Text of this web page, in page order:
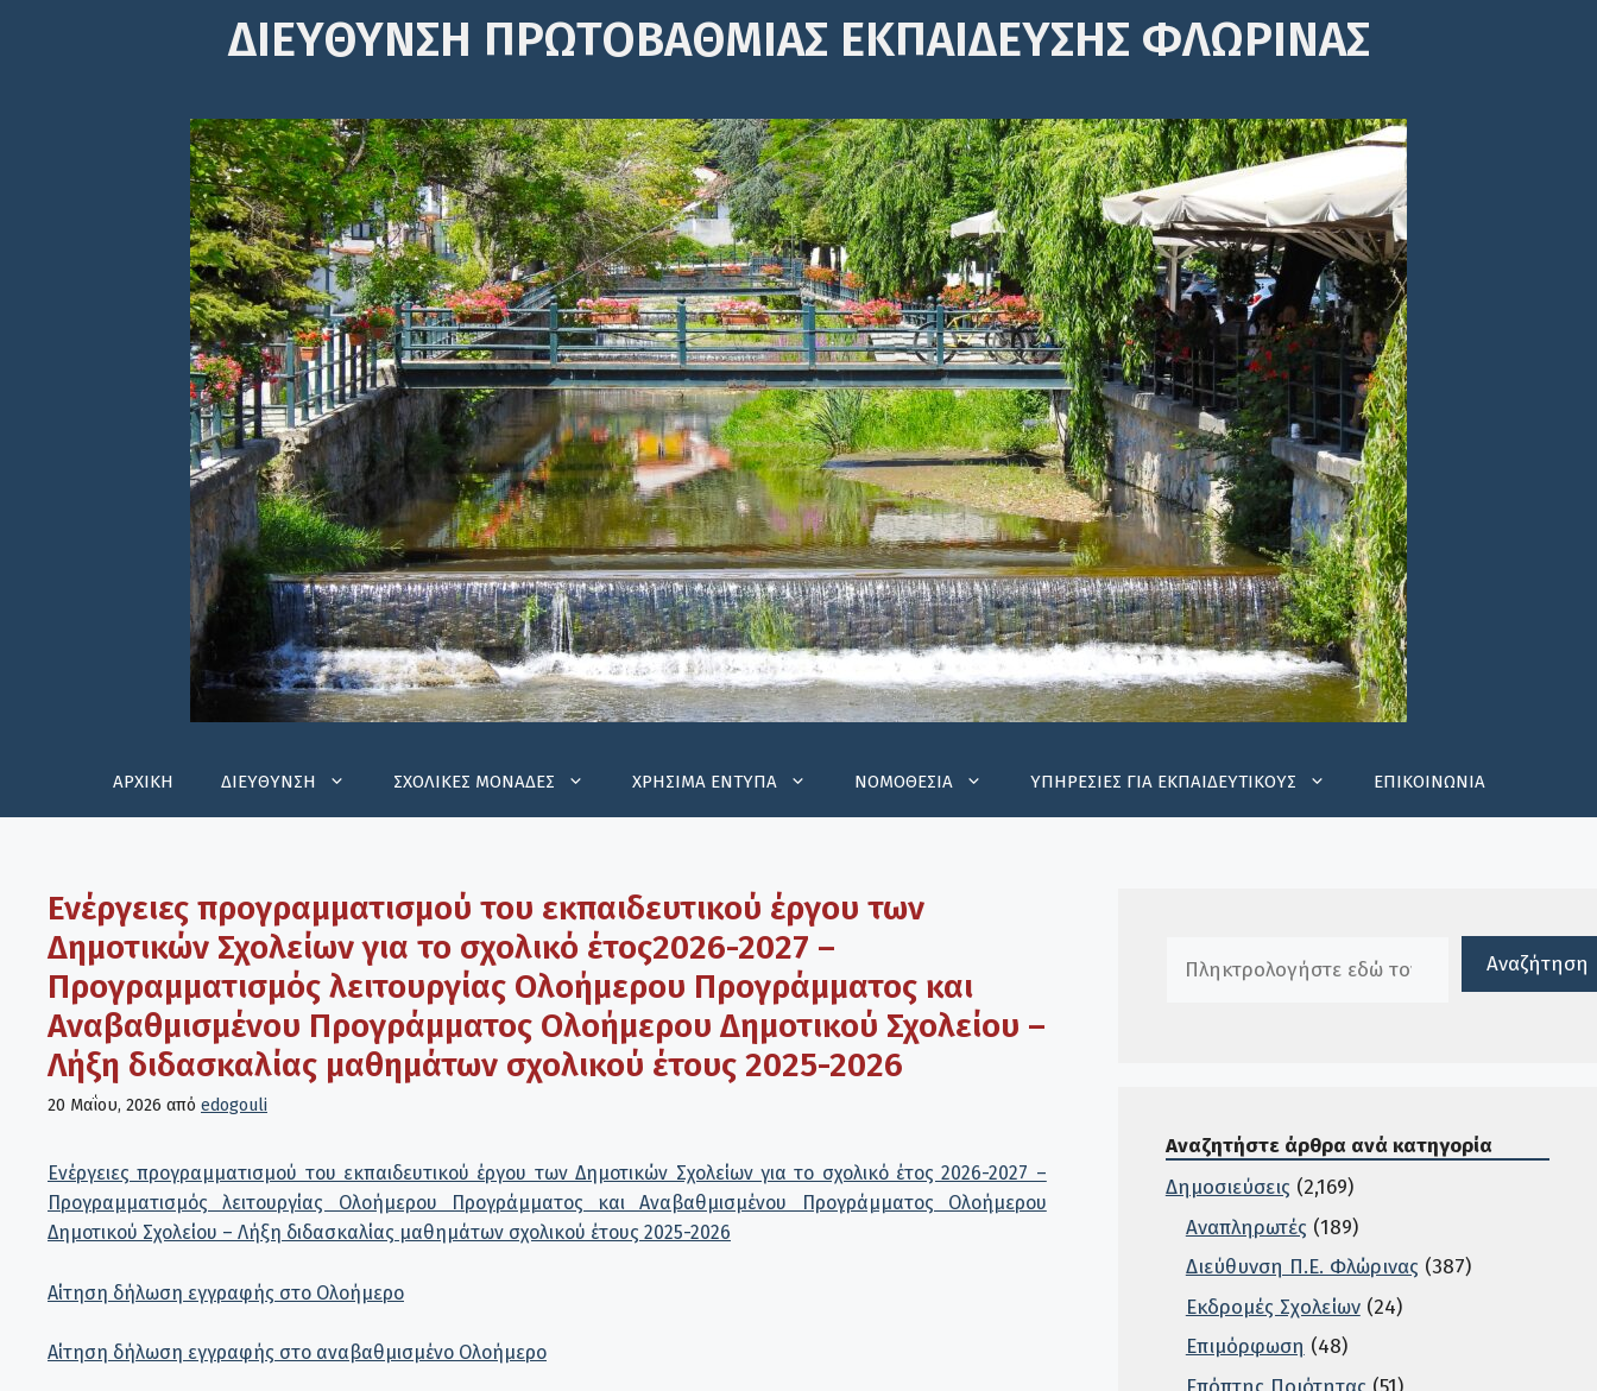
ΔΙΕΎΘΥΝΣΗ ΠΡΩΤΟΒΆΘΜΙΑΣ ΕΚΠΑΊΔΕΥΣΗΣ ΦΛΩΡΙΝΑΣ
ΑΡΧΙΚΗ ΔΙΕΥΘΥΝΣΗ ΣΧΟΛΙΚΕΣ ΜΟΝΑΔΕΣ ΧΡΗΣΙΜΑ ΕΝΤΥΠΑ ΝΟΜΟΘΕΣΙΑ ΥΠΗΡΕΣΙΕΣ ΓΙΑ ΕΚΠΑΙΔΕΥΤΙΚΟΥΣ ΕΠΙΚΟΙΝΩΝΙΑ
Ενέργειες προγραμματισμού του εκπαιδευτικού έργου των
Δημοτικών Σχολείων για το σχολικό έτος2026-2027 –
Προγραμματισμός λειτουργίας Ολοήμερου Προγράμματος και
Αναβαθμισμένου Προγράμματος Ολοήμερου Δημοτικού Σχολείου –
Λήξη διδασκαλίας μαθημάτων σχολικού έτους 2025-2026
20 Μαΐου, 2026 από edogouli
Ενέργειες προγραμματισμού του εκπαιδευτικού έργου των Δημοτικών Σχολείων για το σχολικό έτος 2026-2027 –
Προγραμματισμός λειτουργίας Ολοήμερου Προγράμματος και Αναβαθμισμένου Προγράμματος Ολοήμερου
Δημοτικού Σχολείου – Λήξη διδασκαλίας μαθημάτων σχολικού έτους 2025-2026
Αίτηση δήλωση εγγραφής στο Ολοήμερο
Αίτηση δήλωση εγγραφής στο αναβαθμισμένο Ολοήμερο
Αναζήτηση
Αναζητήστε άρθρα ανά κατηγορία
Δημοσιεύσεις (2,169)
Αναπληρωτές (189)
Διεύθυνση Π.Ε. Φλώρινας (387)
Εκδρομές Σχολείων(24)
Επιμόρφωση (48)